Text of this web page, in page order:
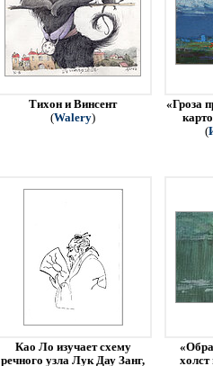
Тихон и Винсент
(Walery)
«Гроза
(
Као Ло изучает схему
речного узла Лук Дау Занг,
холст